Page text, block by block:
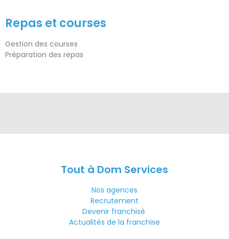
Repas et courses
Gestion des courses
Préparation des repas
Tout à Dom Services
Nos agences
Recrutement
Devenir franchisé
Actualités de la franchise